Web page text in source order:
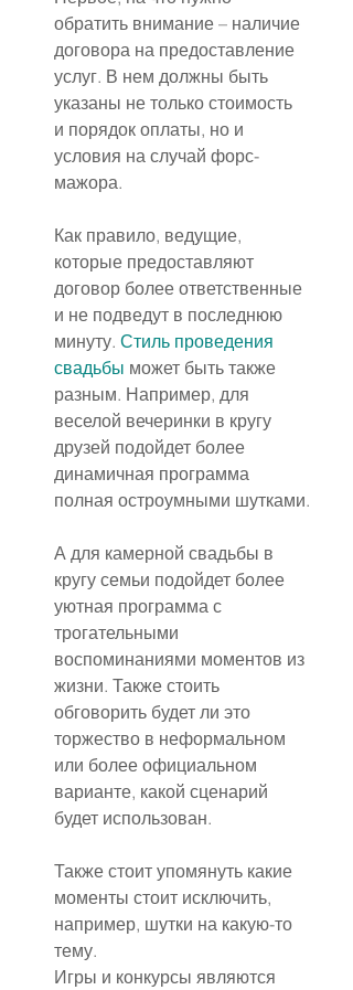
обратить внимание – наличие
договора на предоставление
услуг. В нем должны быть
указаны не только стоимость
и порядок оплаты, но и
условия на случай форс-
мажора.
Как правило, ведущие,
которые предоставляют
договор более ответственные
и не подведут в последнюю
минуту. Стиль проведения
свадьбы может быть также
разным. Например, для
веселой вечеринки в кругу
друзей подойдет более
динамичная программа
полная остроумными шутками.
А для камерной свадьбы в
кругу семьи подойдет более
уютная программа с
трогательными
воспоминаниями моментов из
жизни. Также стоить
обговорить будет ли это
торжество в неформальном
или более официальном
варианте, какой сценарий
будет использован.
Также стоит упомянуть какие
моменты стоит исключить,
например, шутки на какую-то
тему.
Игры и конкурсы являются